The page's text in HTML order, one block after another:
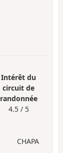
Intérêt du
circuit de
randonnée
4.5 / 5
CHAPA